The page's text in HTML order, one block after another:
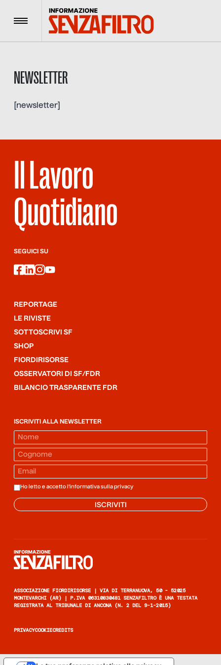
Menu
NEWSLETTER
[newsletter]
Il Lavoro
Quotidiano
SEGUICI SU
facebook
linkedin
instagram
youtube
REPORTAGE
LE RIVISTE
SOTTOSCRIVI SF
SHOP
FIORDIRISORSE
OSSERVATORI DI SF/FDR
BILANCIO TRASPARENTE FDR
ISCRIVITI ALLA NEWSLETTER
Ho letto e accetto l'informativa sulla privacy
ISCRIVITI
ASSOCIAZIONE FIORDIRISORSE | VIA DI TERRANUOVA, 50 - 52025
MONTEVARCHI (AR) | P.IVA 06310830481 SENZAFILTRO È UNA TESTATA
REGISTRATA AL TRIBUNALE DI ANCONA (N. 2 DEL 9-1-2015)
PRIVACYCOOKIECREDITS